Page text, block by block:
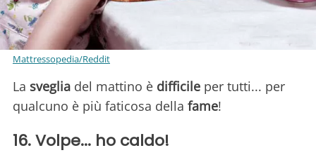
Mattressopedia/Reddit
La sveglia del mattino è difficile per tutti... per
qualcuno è più faticosa della fame!
16. Volpe... ho caldo!